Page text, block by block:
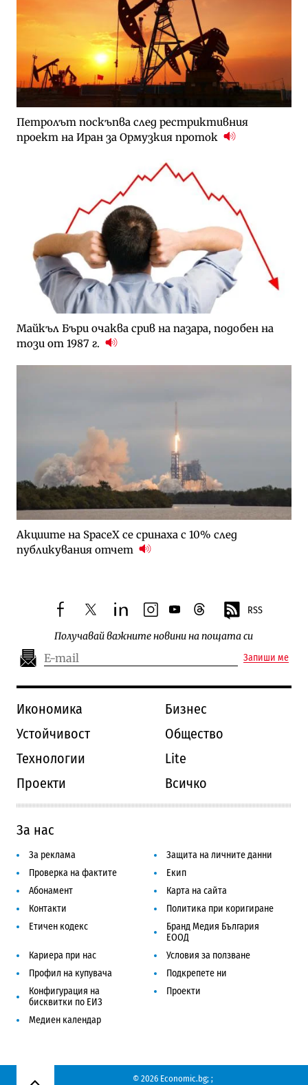
Петролът поскъпва след рестриктивния
проект на Иран за Ормузкия проток
Майкъл Бъри очаква срив на пазара, подобен на
този от 1987 г.
Акциите на SpaceX се сринаха с 10% след
публикувания отчет
facebooktwitterlinkedininstagram
youtubethreads RSS
Получавай важните новини на пощата си
Запиши ме
Икономика
Бизнес
Устойчивост
Общество
Технологии
Lite
Проекти
Всичко
За нас
За реклама
Защита на личните данни
Проверка на фактите
Екип
Абонамент
Карта на сайта
Контакти
Политика при коригиране
Етичен кодекс
Бранд Медия България
ЕООД
Кариера при нас
Условия за ползване
Профил на купувача
Подкрепете ни
Конфигурация на
бисквитки по ЕИЗ
Проекти
Медиен календар
© 2026 Economic.bg; ;